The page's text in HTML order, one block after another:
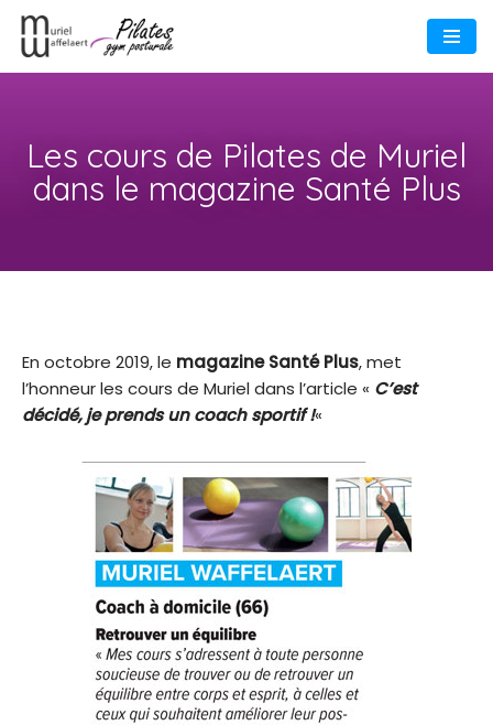
Aller
Les cours de Pilates de Muriel
dans le magazine Santé Plus
En octobre 2019, le magazine Santé Plus, met
l’honneur les cours de Muriel dans l’article « C’est
décidé, je prends un coach sportif !«